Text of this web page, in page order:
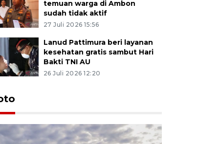
temuan warga di Ambon
sudah tidak aktif
27 Juli 2026 15:56
Lanud Pattimura beri layanan
kesehatan gratis sambut Hari
Bakti TNI AU
26 Juli 2026 12:20